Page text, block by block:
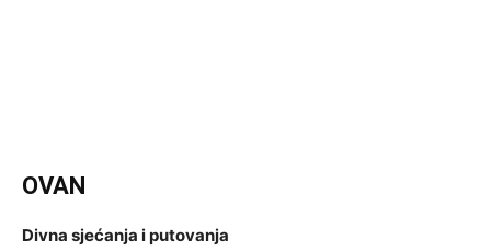
OVAN
Divna sjećanja i putovanja